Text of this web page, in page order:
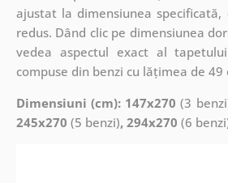
ajustat la dimensiunea
redus. Dând clic pe dimensiunea
vedea aspectul exact al
compuse din benzi cu lățimea de 49
Dimensiuni (cm): 147x270 (3
245x270 (5 benzi), 294x270 (6